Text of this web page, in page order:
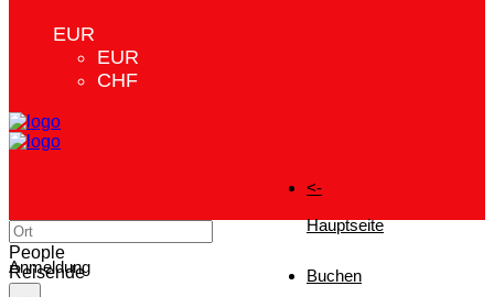
EUR
EUR
CHF
<-
Hauptseite
Buchen
Anmeldung
People
Reisende